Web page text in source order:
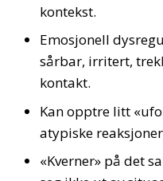
kontekst.
Emosjonell
sårbar, irritert,
kontakt.
Kan opptre litt
atypiske
«Kverner» på det